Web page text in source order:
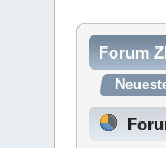
Forum